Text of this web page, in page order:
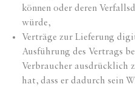
können oder deren
würde,
Verträge zur Lieferung
Ausführung des Vertrags
Verbraucher ausdrücklich
hat, dass er dadurch sein